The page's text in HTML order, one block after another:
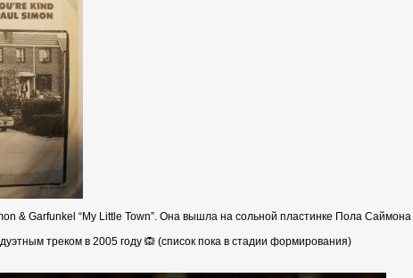
& Garfunkel “My Little Town”. Она вышла на сольной пластинке Пола Саймона
треком в 2005 году 🙉 (список пока в стадии формирования)